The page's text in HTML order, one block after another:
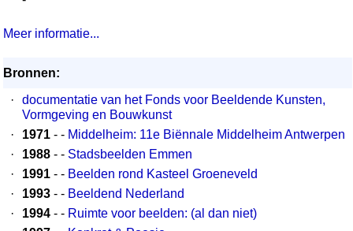
Meer informatie...
Bronnen:
·
documentatie van het Fonds voor Beeldende Kunsten,
Vormgeving en Bouwkunst
·
1971 - - Middelheim: 11e Biënnale Middelheim Antwerpen
·
1988 - - Stadsbeelden Emmen
·
1991 - - Beelden rond Kasteel Groeneveld
·
1993 - - Beeldend Nederland
·
1994 - - Ruimte voor beelden: (al dan niet)